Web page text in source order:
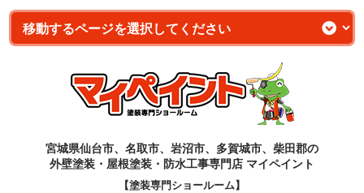
宮城県仙台市、名取市、岩沼市、多賀城市、柴田郡の
外壁塗装・屋根塗装・防水工事専門店 マイペイント
【塗装専門ショールーム】